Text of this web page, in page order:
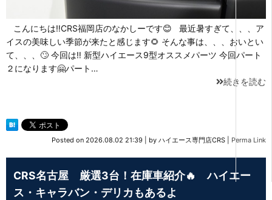
こんにちは‼CRS福岡店のなかしーです😊 最近暑すぎて、、、ア
イスの美味しい季節が来たと感じます🌻 そんな事は、、、おいとい
て、、、🙄 今回は‼ 新型ハイエース9型オススメパーツ 今回パート
２になります🤗パート…
続きを読む
Posted on 2026.08.02 21:39 by ハイエース専門店CRS Perma Link
CRS名古屋 厳選3台！在庫車紹介🔥 ハイエー
ス・キャラバン・デリカもあるよ